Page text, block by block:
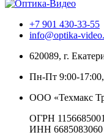
+7 901 430-33-55
info@optika-
620089, г.
Пн-Пт 9:00-
ООО «Техмакс
ОГРН
ИНН 6685083060